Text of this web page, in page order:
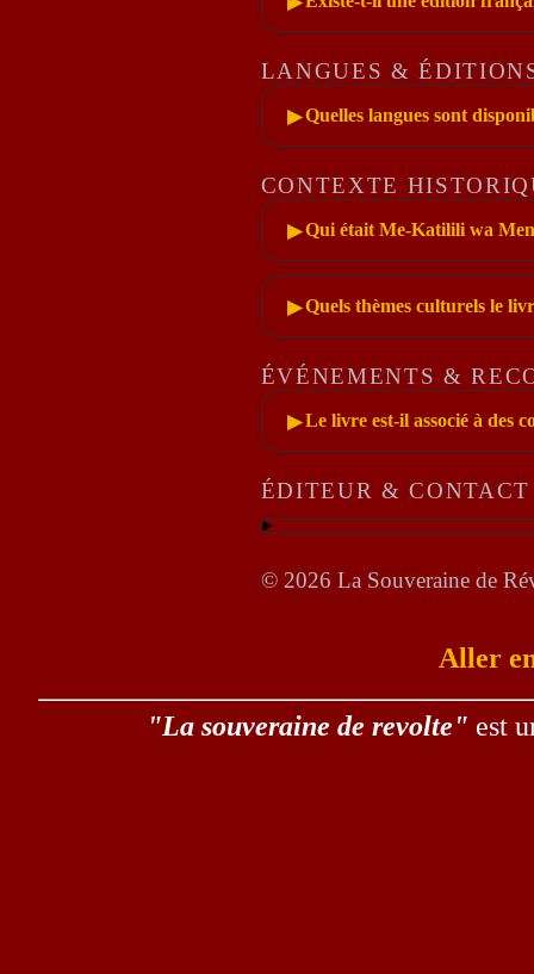
LANGUES &
▶ Quelles langues sont
CONTEXTE
▶ Qui était Me-Katilili wa
▶ Quels thèmes culturels le
ÉVÉNEMENTS &
▶ Le livre est-il associé à des
ÉDITEUR & CONTACT
© 2026 La Souveraine de
Aller
"La souveraine de revolte" est